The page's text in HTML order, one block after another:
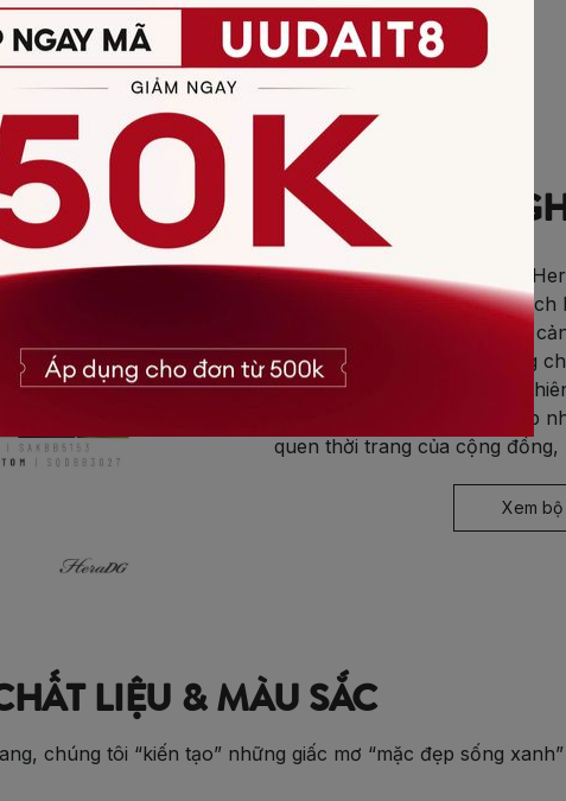
XEM THÊM SẢN PHẨM
CÔNG
Trong quá trình tạo ra sản phẩm,
những điều hoàn hảo nhất, giúp
thời thượng và tự tin trong mọi hoàn
trang bền vững đã truyền cảm hứng
hoa và gắn kết hơn bằng tình yêu
HeraDG mong muốn được đóng góp
quen thời trang của cộng
Xem bộ
LIỆU & MÀU SẮC
chúng tôi “kiến tạo” những giấc mơ “mặc đẹp sống